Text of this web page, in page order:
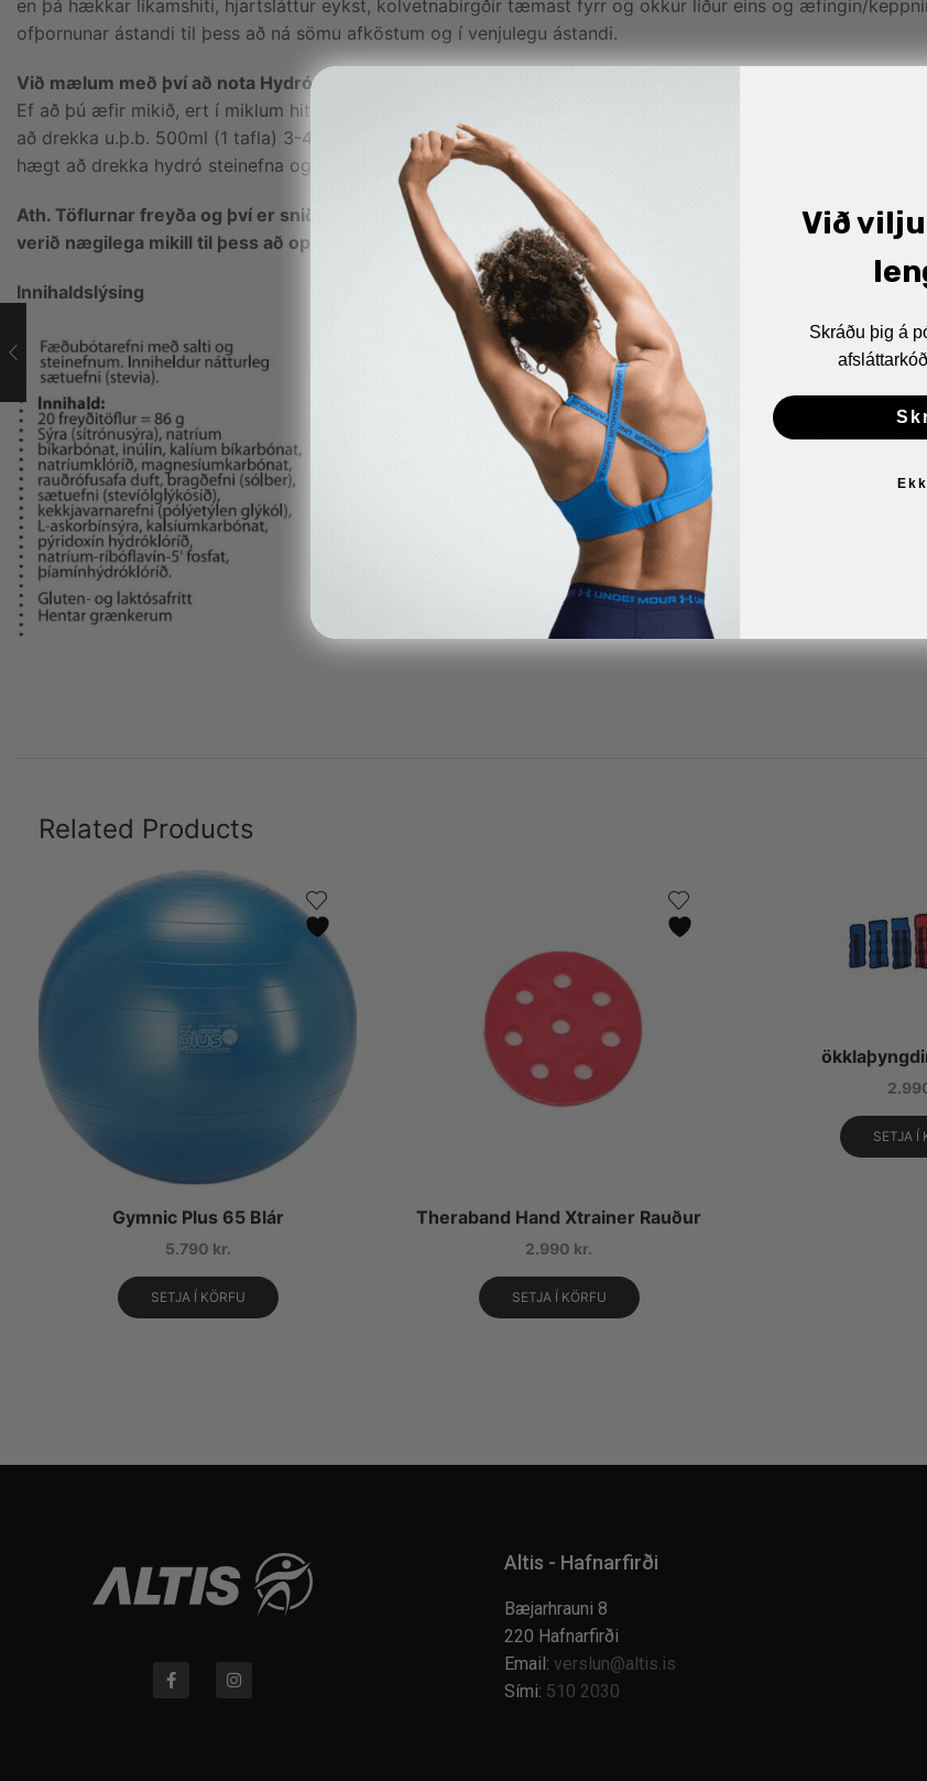
en þá hækkar líkamshiti, hjartsláttur eykst, kolvetnabirgðir tæmast fyrr og okkur líður eins og æfingin/
ofþornunar ástandi til þess að ná sömu afköstum og í venjulegu ástandi.
Við mælum með því að nota Hydró töflurnar svona:
Ef að þú æfir mikið, ert í miklum hita eða líkamlegri vinnu þá getur verið sniðugt að taka eina og eina töflu
að drekka u.þ.b. 500ml (1 tafla) 3-4 tímum fyrir og svo 250-500ml um 2 tímum fyrir. Á æfingu eða í keppni
hægt að drekka hydró steinefna og salt blöndu eða Batterí orkublöndu (sem inniheldur einnig steinefni og
Ath. Töflurnar freyða og því er sniðugt að hafa brúsann opinn á meðan taflan leysist upp – ef brúsinn er
verið nægilega mikill til þess að opna brúsann.
Innihaldslýsing
Related Products
Gymnic Plus 65 Blár
5.790 kr.
SETJA Í KÖRFU
Theraband Hand Xtrainer Rauður
2.990 kr.
SETJA Í KÖRFU
SETJA Í
Altis - Hafnarfirði
Bæjarhrauni 8
220 Hafnarfirði
Email: verslun@altis.is
Sími: 510 2030
Við
Skráðu þig á